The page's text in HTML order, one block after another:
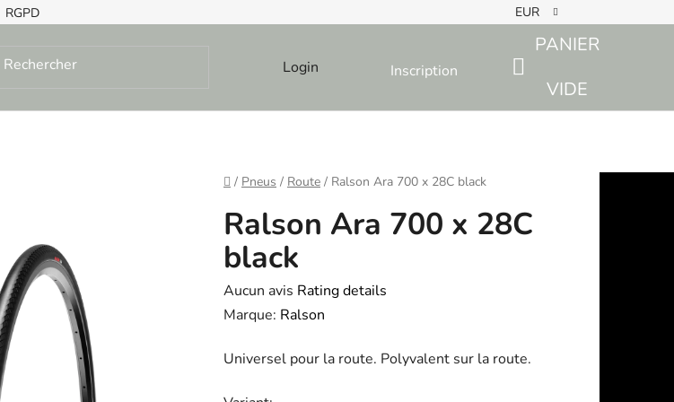
RGPD EUR
Login Inscription
SHOPPING
PANIER
VIDE
Home
/ Pneus / Route / Ralson Ara 700 x 28C black
Ralson Ara 700 x 28C
black
The
average
rating
Aucun avis Rating details
Marque: Ralson
Universel pour la route. Polyvalent sur la route.